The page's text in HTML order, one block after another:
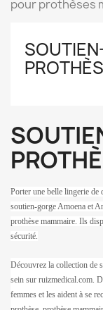
pour prothèses
Porter une belle lingerie de
soutien-gorge Amoena et
prothèse mammaire. Ils
sécurité.
Découvrez la collection de
sein sur ruizmedical.com.
femmes et les aident à se